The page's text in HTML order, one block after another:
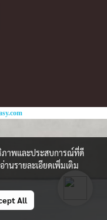
ภาพและประสบการณ์ที่ดี
านรายละเอียดเพิ่มเติม
All